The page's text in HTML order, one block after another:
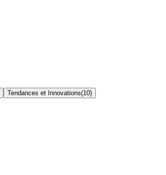
Tendances et Innovations(10)